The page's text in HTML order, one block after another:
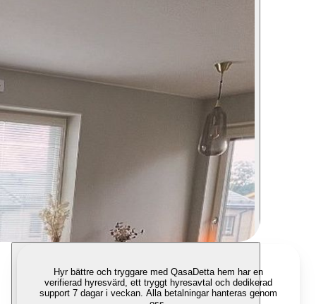
Hyr bättre och tryggare med QasaDetta hem har en
verifierad hyresvärd, ett tryggt hyresavtal och dedikerad
support 7 dagar i veckan. Alla betalningar hanteras genom